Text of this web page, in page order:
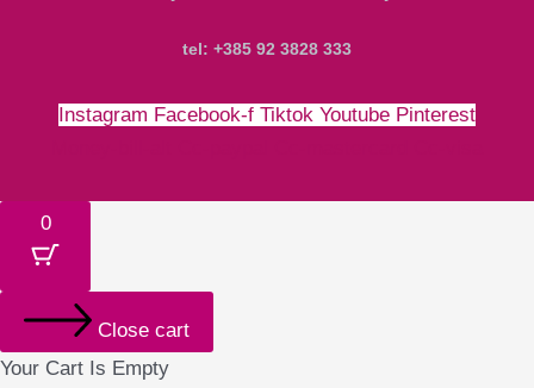
tel: +385 92 3828 333
Instagram Facebook-f Tiktok Youtube Pinterest
0
Close cart
Your Cart Is Empty